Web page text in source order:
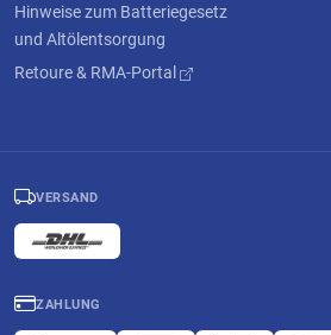
Hinweise zum Batteriegesetz
und Altölentsorgung
Retoure & RMA-Portal
VERSAND
ZAHLUNG